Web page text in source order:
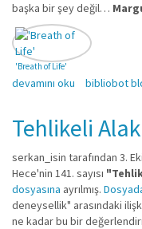
başka bir şey değil…
'Breath of Life'
UT PİCTURE POĒSİS:
devamını oku bibliobot
Tehlikeli
serkan_isin tarafından 3.
Hece'nin 141. sayısı
dosyasına ayrılmış.
deneysellik" arasındaki
ne kadar bu bir